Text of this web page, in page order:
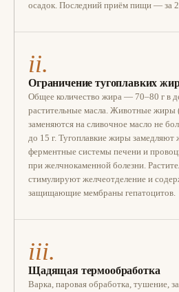
осадок. Последний приём пищи — за
ii.
Ограничение тугоплавких
Общее количество жира — 70–80 г в
растительные масла. Животные жиры
заменяются на сливочное масло не
до 15 г. Тугоплавкие жиры замедляют
ферментные системы печени и
при желчнокаменной болезни.
стимулируют желчеотделение и
защищающие мембраны гепатоцитов.
iii.
Щадящая термообработка
Варка, паровая обработка, тушение,